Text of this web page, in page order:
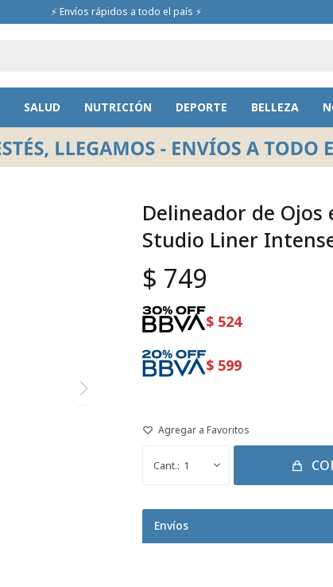
SALUD NUTRICIÓN DEPORTE BELLEZA
⚡ Envíos rápidos a todo el país ⚡
Delineador de
Studio Liner
$ 749
$ 524
$ 599
1
Envíos